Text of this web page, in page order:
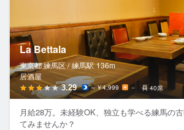
La Bettala
東京都 練馬区 / 練馬駅 136m
居酒屋
3.29 ～￥4,999 － 40席
月給28万。未経験OK、独立も学べる練馬の
てみませんか？